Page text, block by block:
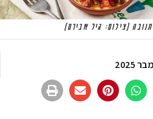
(צילום: גיל אבירם)
2025